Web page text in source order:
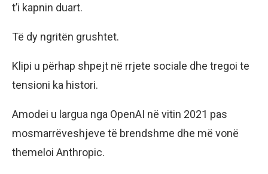
t’i kapnin duart.
Të dy ngritën grushtet.
Klipi u përhap shpejt në rrjete sociale dhe tregoi te
tensioni ka histori.
Amodei u largua nga OpenAI në vitin 2021 pas
mosmarrëveshjeve të brendshme dhe më vonë
themeloi Anthropic.